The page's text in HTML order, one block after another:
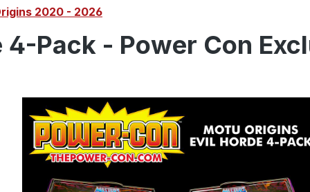
2020 - 2026
4-Pack - Power Con